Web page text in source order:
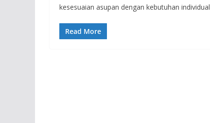
kesesuaian asupan dengan kebutuhan individual
Read More